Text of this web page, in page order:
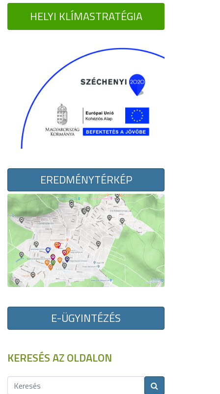
HELYI KLÍMASTRATÉGIA
EREDMÉNYTÉRKÉP
E-ÜGYINTÉZÉS
KERESÉS AZ OLDALON